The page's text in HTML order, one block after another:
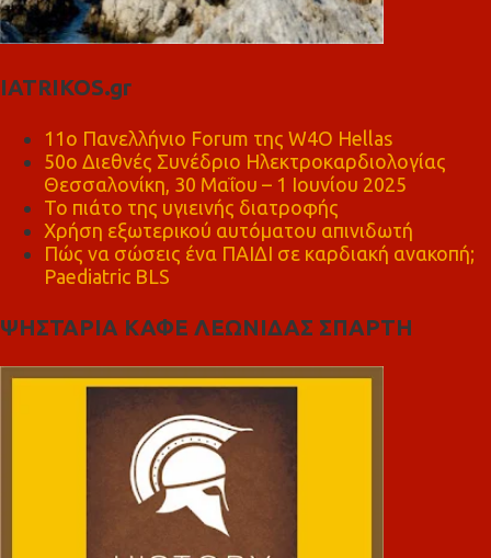
IATRIKOS.gr
11ο Πανελλήνιο Forum της W4O Hellas
50ο Διεθνές Συνέδριο Ηλεκτροκαρδιολογίας
Θεσσαλονίκη, 30 Μαΐου – 1 Ιουνίου 2025
Το πιάτο της υγιεινής διατροφής
Χρήση εξωτερικού αυτόματου απινιδωτή
Πώς να σώσεις ένα ΠΑΙΔΙ σε καρδιακή ανακοπή;
Paediatric BLS
ΨΗΣΤΑΡΙΑ ΚΑΦΕ ΛΕΩΝΙΔΑΣ ΣΠΑΡΤΗ